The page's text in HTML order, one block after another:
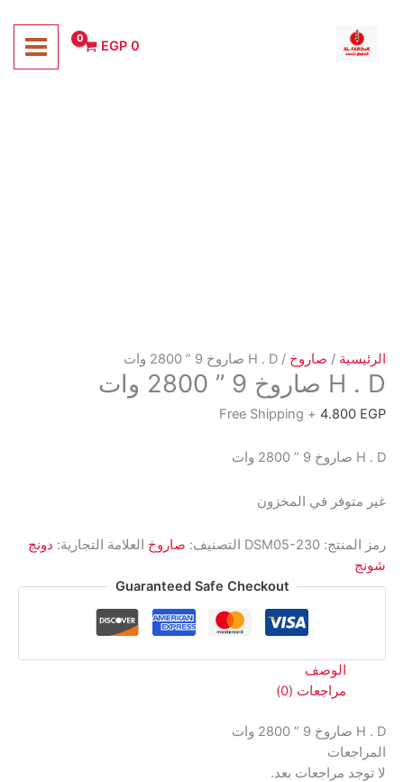
المحتوى
0
EGP
الرئيسية / صاروخ / H . D صاروخ 9 ” 2800 وات
H . D صاروخ 9 ” 2800 وات
4.800 EGP
+ Free Shipping
H . D صاروخ 9 ” 2800 وات
غير متوفر في المخزون
رمز المنتج: DSM05-230 التصنيف: صاروخ العلامة التجارية: دونج
شونج
Guaranteed Safe Checkout
الوصف
مراجعات (0)
H . D صاروخ 9 ” 2800 وات
المراجعات
لا توجد مراجعات بعد.